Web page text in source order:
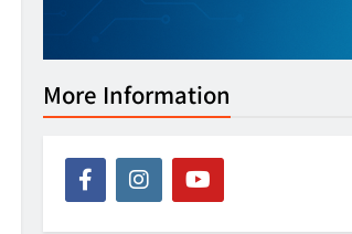
More Information